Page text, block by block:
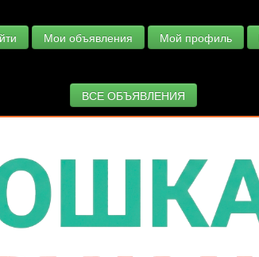
Мои объявления Мой профиль
ВСЕ ОБЪЯВЛЕНИЯ